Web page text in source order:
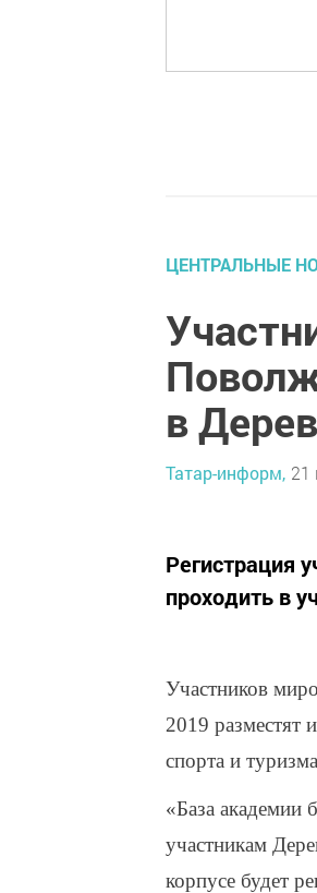
ЦЕНТРАЛЬНЫЕ
в
Татар-информ, 21
Регистрация
проходить в
Участников
2019 разместят
спорта и
«База академии
участникам
корпусе будет